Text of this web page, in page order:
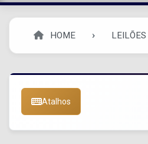
HOME LEILÕES
Atalhos